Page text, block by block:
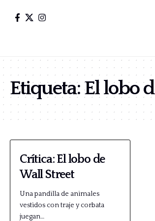
Etiqueta:El lobo
Crítica: El lobo de
Wall Street
Una pandilla de animales
vestidos con traje y corbata
juegan…